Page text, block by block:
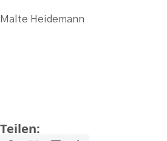
Malte Heidemann
Teilen: